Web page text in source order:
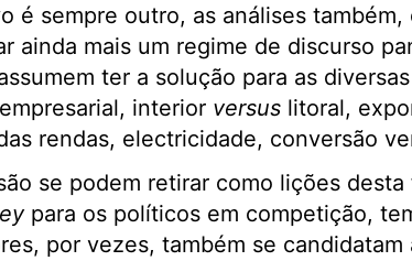
é sempre outro, as análises também,
ainda mais um regime de discurso
ter a solução para as
interior versuslitoral,
rendas, electricidade, conversão
se podem retirar como lições desta
para os políticos em competição,
por vezes, também se